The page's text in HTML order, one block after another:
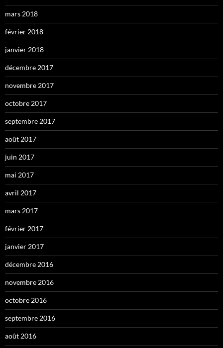
mars 2018
février 2018
janvier 2018
décembre 2017
novembre 2017
octobre 2017
septembre 2017
août 2017
juin 2017
mai 2017
avril 2017
mars 2017
février 2017
janvier 2017
décembre 2016
novembre 2016
octobre 2016
septembre 2016
août 2016